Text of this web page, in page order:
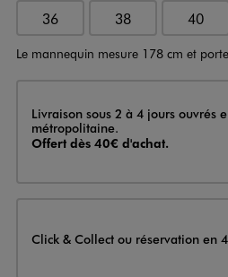
36 38 40
Le mannequin mesure 178 cm et
Livraison
Livraison sous 2 à 4 jours ouvrés
métropolitaine.
Offert dès 40€ d'achat.
Click & Collect ou réservation en